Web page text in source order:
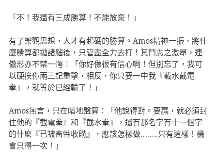
「不！我還有三成勝算！不能放棄！」
有了樂觀思想，人才有起碼的勝算。Amos精神一振，將什
麼勝算都拋諸腦後，只管盡全力去打！其鬥志之激昂，連
傲形亦不禁一愕︰「你好像很有信心啊！但別忘了，我可
以硬挨你兩三記重擊，相反，你只要一中我『截水截電
拳』，就等於已經輸了！」
Amos無言，只在暗地盤算︰「他說得對。要贏，就必須封
住他的『截電拳』和『截水拳』，還有那名字有十一個字
的什麼『已被畜牲收購』，應該怎樣做……..只有這樣！機
會只得一次！」